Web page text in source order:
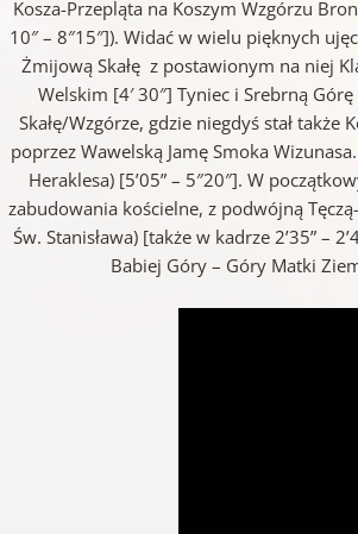
Kosza-Przepląta na Koszym Wzgórzu
10″ – 8″15″]). Widać w wielu pięknych
Żmijową Skałę z postawionym na niej
Welskim [4′ 30″] Tyniec i Srebrną
Skałę/Wzgórze, gdzie niegdyś stał
poprzez Wawelską Jamę Smoka
Heraklesa) [5’05” – 5″20″]. W
zabudowania kościelne, z podwójną
Św. Stanisława) [także w kadrze 2’35” –
Babiej Góry – Góry Matki